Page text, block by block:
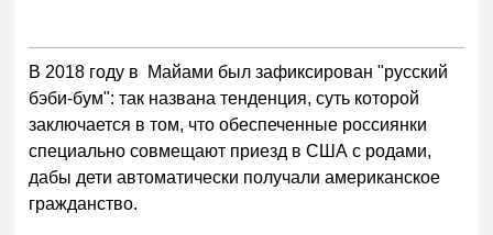
В 2018 году в Майами был зафиксирован "русский
бэби-бум": так названа тенденция, суть которой
заключается в том, что обеспеченные россиянки
специально совмещают приезд в США с родами,
дабы дети автоматически получали американское
гражданство.